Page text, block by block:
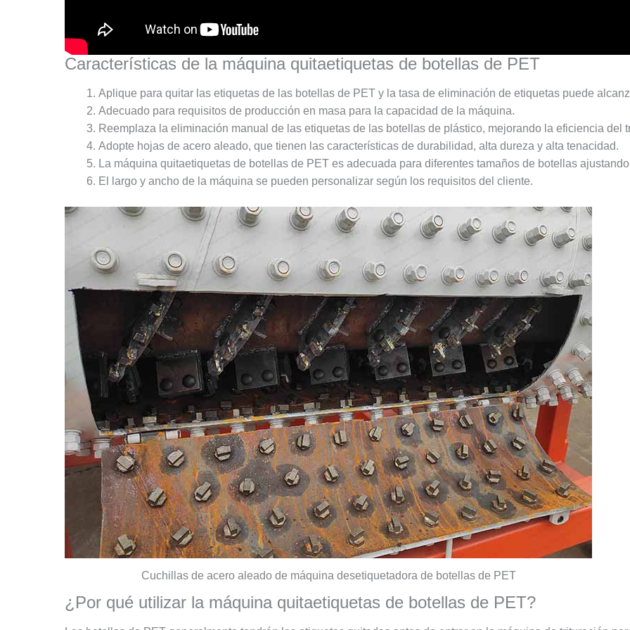
Características de la máquina quitaetiquetas de botellas de PET
Aplique para quitar las etiquetas de las botellas de PET y la tasa de eliminación de etiquetas puede
Adecuado para requisitos de producción en masa para la capacidad de la máquina.
Reemplaza la eliminación manual de las etiquetas de las botellas de plástico, mejorando la eficiencia del
Adopte hojas de acero aleado, que tienen las características de durabilidad, alta dureza y alta tenacidad.
La máquina quitaetiquetas de botellas de PET es adecuada para diferentes tamaños de botellas
El largo y ancho de la máquina se pueden personalizar según los requisitos del cliente.
Cuchillas de acero aleado de máquina desetiquetadora de botellas de PET
¿Por qué utilizar la máquina quitaetiquetas de botellas de PET?